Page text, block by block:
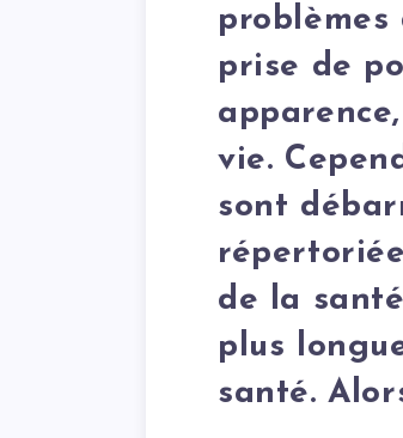
prise de
vie.
sont
de la
plus
santé.